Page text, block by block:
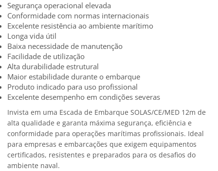
Segurança operacional elevada
Conformidade com normas internacionais
Excelente resistência ao ambiente marítimo
Longa vida útil
Baixa necessidade de manutenção
Facilidade de utilização
Alta durabilidade estrutural
Maior estabilidade durante o embarque
Produto indicado para uso profissional
Excelente desempenho em condições severas
Invista em uma Escada de Embarque SOLAS/CE/MED 12m de
alta qualidade e garanta máxima segurança, eficiência e
conformidade para operações marítimas profissionais. Ideal
para empresas e embarcações que exigem equipamentos
certificados, resistentes e preparados para os desafios do
ambiente naval.